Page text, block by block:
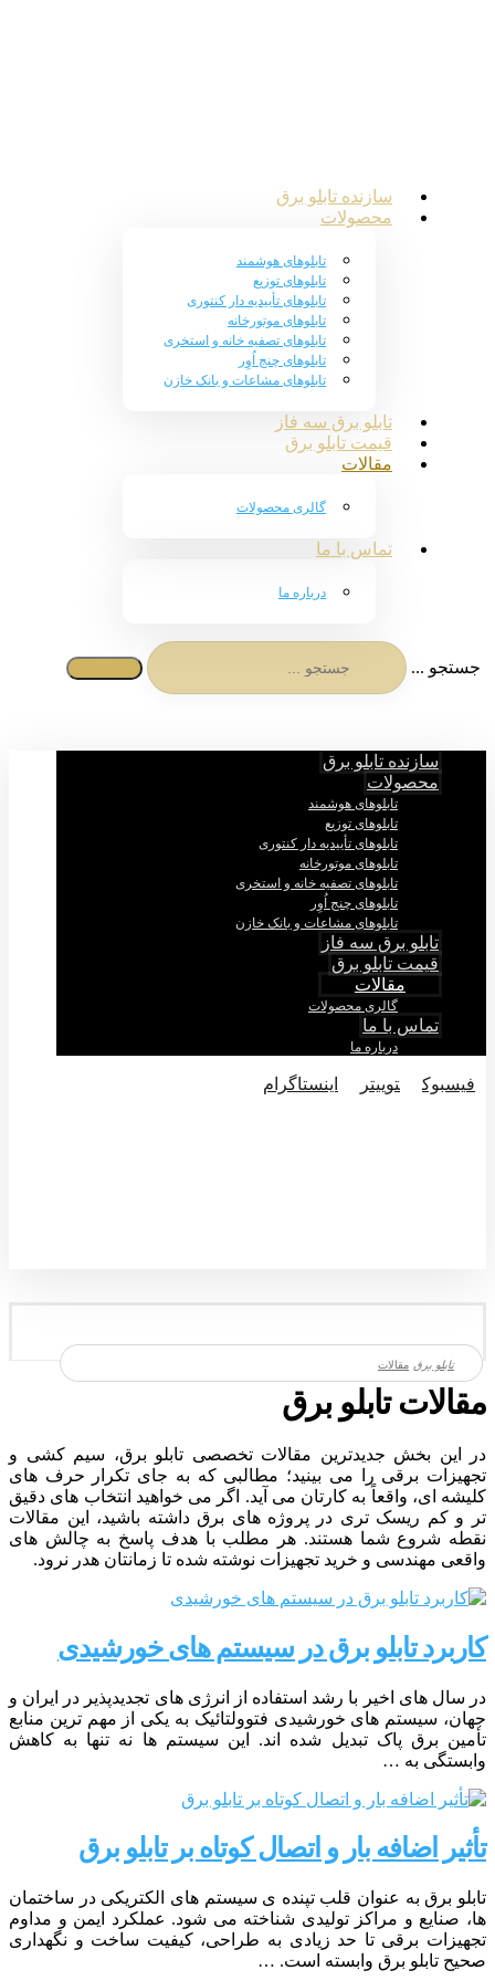
سازنده تابلو برق
محصولات
تابلوهای هوشمند
تابلوهای توزیع
تابلوهای تأییدیه دار کنتوری
تابلوهای موتورخانه
تابلوهای تصفیه خانه و استخری
تابلوهای چنج اُوِر
تابلوهای مشاعات و بانک خازن
تابلو برق سه فاز
قیمت تابلو برق
مقالات
گالری محصولات
تماس با ما
درباره ما
جستجو ...
سازنده تابلو برق
محصولات
تابلوهای هوشمند
تابلوهای توزیع
تابلوهای تأییدیه دار کنتوری
تابلوهای موتورخانه
تابلوهای تصفیه خانه و استخری
تابلوهای چنج اُوِر
تابلوهای مشاعات و بانک خازن
تابلو برق سه فاز
قیمت تابلو برق
مقالات
گالری محصولات
تماس با ما
درباره ما
فيسبوک توییتر اینستاگرام
مقالات
مقالات تابلو برق
در این بخش جدیدترین مقالات تخصصی تابلو برق، سیم‌ کشی و
تجهیزات برقی را می‌ بینید؛ مطالبی که به‌ جای تکرار حرف‌ های
کلیشه‌ ای، واقعاً به کارتان می‌ آید. اگر می‌ خواهید انتخاب‌ های دقیق‌
تر و کم‌ ریسک‌ تری در پروژه‌ های برق داشته باشید، این مقالات
نقطه شروع شما هستند. هر مطلب با هدف پاسخ به چالش‌ های
واقعی مهندسی و خرید تجهیزات نوشته شده تا زمانتان هدر نرود.
کاربرد تابلو برق در سیستم های خورشیدی
در سال های اخیر با رشد استفاده از انرژی های تجدیدپذیر در ایران و
جهان، سیستم های خورشیدی فتوولتائیک به یکی از مهم ترین منابع
تأمین برق پاک تبدیل شده اند. این سیستم ها نه تنها به کاهش
وابستگی به …
تأثیر اضافه بار و اتصال کوتاه بر تابلو برق
تابلو برق به عنوان قلب تپنده ی سیستم های الکتریکی در ساختمان
ها، صنایع و مراکز تولیدی شناخته می شود. عملکرد ایمن و مداوم
تجهیزات برقی تا حد زیادی به طراحی، کیفیت ساخت و نگهداری
صحیح تابلو برق وابسته است. …